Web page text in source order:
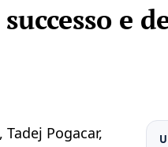
e
Pogacar,